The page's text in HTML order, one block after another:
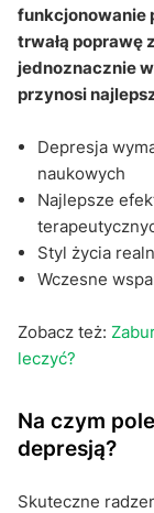
funkcjonowanie
trwałą poprawę
jednoznacznie
przynosi
Depresja
naukowych
Najlepsze
Styl życia
Wczesne
Zobacz też:
leczyć?
Na czym
depresją?
Skuteczne